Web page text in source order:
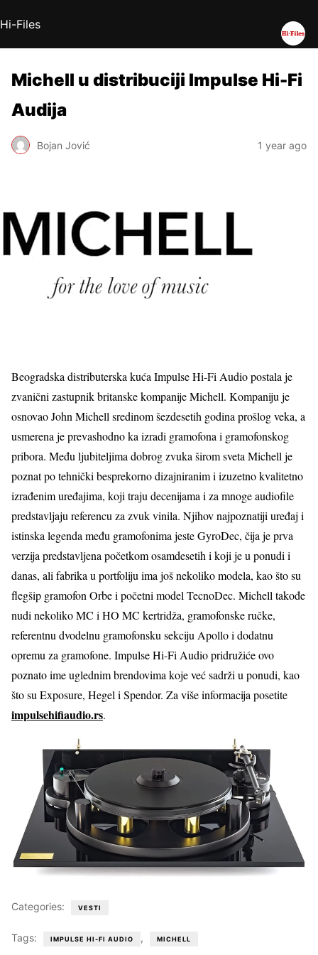
Hi-Files
Michell u distribuciji Impulse Hi-Fi
Audija
Bojan Jović 1 year ago
Beogradska distributerska kuća Impulse Hi-Fi Audio postala je
zvanični zastupnik britanske kompanije Michell. Kompaniju je
osnovao John Michell sredinom šezdesetih godina prošlog veka, a
usmerena je prevashodno ka izradi gramofona i gramofonskog
pribora. Među ljubiteljima dobrog zvuka širom sveta Michell je
poznat po tehnički besprekorno dizajniranim i izuzetno kvalitetno
izrađenim uređajima, koji traju decenijama i za mnoge audiofile
predstavljaju referencu za zvuk vinila. Njihov najpoznatiji uređaj i
istinska legenda među gramofonima jeste GyroDec, čija je prva
verzija predstavljena početkom osamdesetih i koji je u ponudi i
danas, ali fabrika u portfoliju ima još nekoliko modela, kao što su
flegšip gramofon Orbe i početni model TecnoDec. Michell takođe
nudi nekoliko MC i HO MC kertridža, gramofonske ručke,
referentnu dvodelnu gramofonsku sekciju Apollo i dodatnu
opremu za gramofone. Impulse Hi-Fi Audio pridružiće ovo
poznato ime uglednim brendovima koje već sadrži u ponudi, kao
što su Exposure, Hegel i Spendor. Za više informacija posetite
impulsehifiaudio.rs.
Categories: VESTI
Tags: IMPULSE HI-FI AUDIO , MICHELL